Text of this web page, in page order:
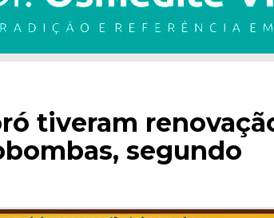
tiveram
segundo